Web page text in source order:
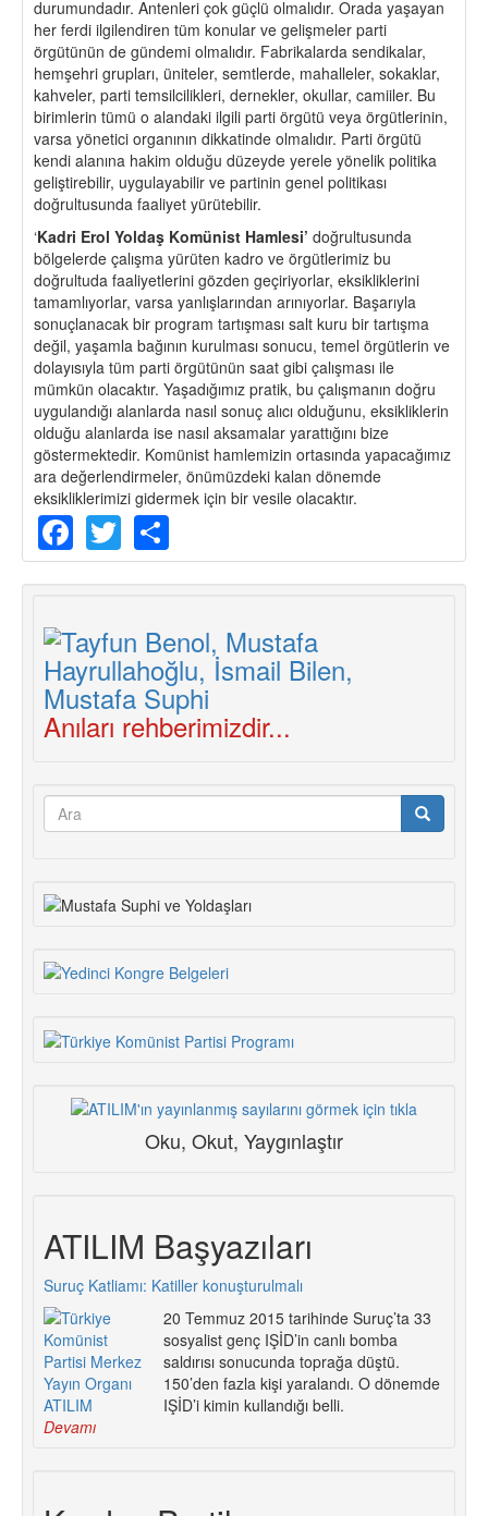
durumundadır. Antenleri çok güçlü olmalıdır. Orada yaşayan
her ferdi ilgilendiren tüm konular ve gelişmeler parti
örgütünün de gündemi olmalıdır. Fabrikalarda sendikalar,
hemşehri grupları, üniteler, semtlerde, mahalleler, sokaklar,
kahveler, parti temsilcilikleri, dernekler, okullar, camiiler. Bu
birimlerin tümü o alandaki ilgili parti örgütü veya örgütlerinin,
varsa yönetici organının dikkatinde olmalıdır. Parti örgütü
kendi alanına hakim olduğu düzeyde yerele yönelik politika
geliştirebilir, uygulayabilir ve partinin genel politikası
doğrultusunda faaliyet yürütebilir.
‘Kadri Erol Yoldaş Komünist Hamlesi’ doğrultusunda
bölgelerde çalışma yürüten kadro ve örgütlerimiz bu
doğrultuda faaliyetlerini gözden geçiriyorlar, eksikliklerini
tamamlıyorlar, varsa yanlışlarından arınıyorlar. Başarıyla
sonuçlanacak bir program tartışması salt kuru bir tartışma
değil, yaşamla bağının kurulması sonucu, temel örgütlerin ve
dolayısıyla tüm parti örgütünün saat gibi çalışması ile
mümkün olacaktır. Yaşadığımız pratik, bu çalışmanın doğru
uygulandığı alanlarda nasıl sonuç alıcı olduğunu, eksikliklerin
olduğu alanlarda ise nasıl aksamalar yarattığını bize
göstermektedir. Komünist hamlemizin ortasında yapacağımız
ara değerlendirmeler, önümüzdeki kalan dönemde
eksikliklerimizi gidermek için bir vesile olacaktır.
Facebook
Twitter
Anıları rehberimizdir...
Arama
Oku, Okut, Yaygınlaştır
ATILIM Başyazıları
Suruç Katliamı: Katiller konuşturulmalı
20 Temmuz 2015 tarihinde Suruç’ta 33
sosyalist genç IŞİD’in canlı bomba
saldırısı sonucunda toprağa düştü.
150’den fazla kişi yaralandı. O dönemde
IŞİD’i kimin kullandığı belli.
Devamı